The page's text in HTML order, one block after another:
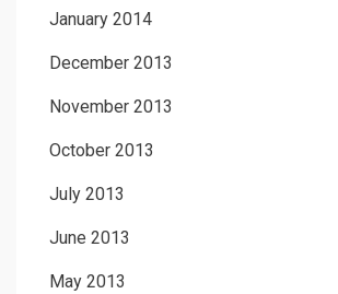
January 2014
December 2013
November 2013
October 2013
July 2013
June 2013
May 2013